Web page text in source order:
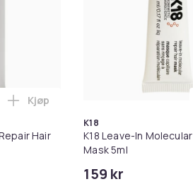
Hair
Legg K18 Leave-In Molecular
Kjøp
K18
K18 Leave-In
Mask 5ml
159 kr